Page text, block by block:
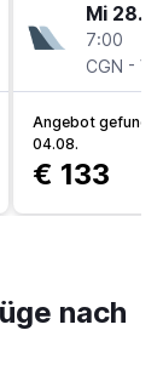
Mi
7:00
CGN - VIE
Angebot
04.08.
€ 133
nach